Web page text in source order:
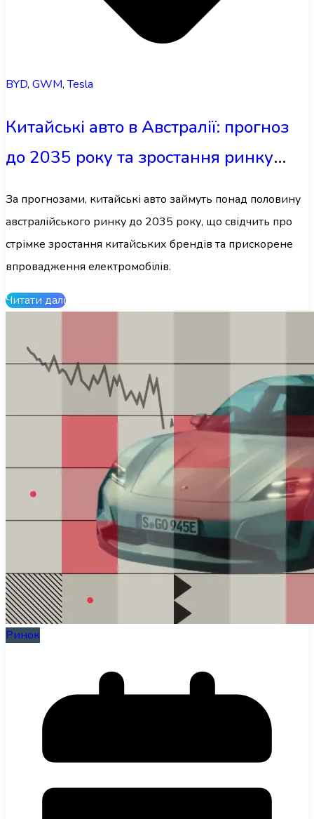
BYD, GWM,Tesla
Китайські авто в Австралії: прогноз
до 2035 року та зростання ринку
За прогнозами, китайські авто займуть понад половину
австралійського ринку до 2035 року, що свідчить про
стрімке зростання китайських брендів та прискорене
впровадження електромобілів.
Читати далі
Ринок